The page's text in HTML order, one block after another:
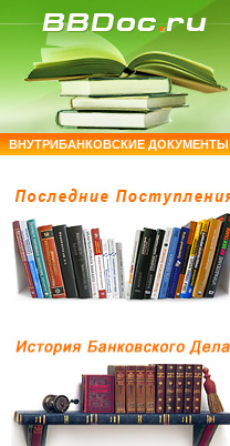
ВНУТРИБАНКОВСКИЕ ДОКУМЕНТЫ